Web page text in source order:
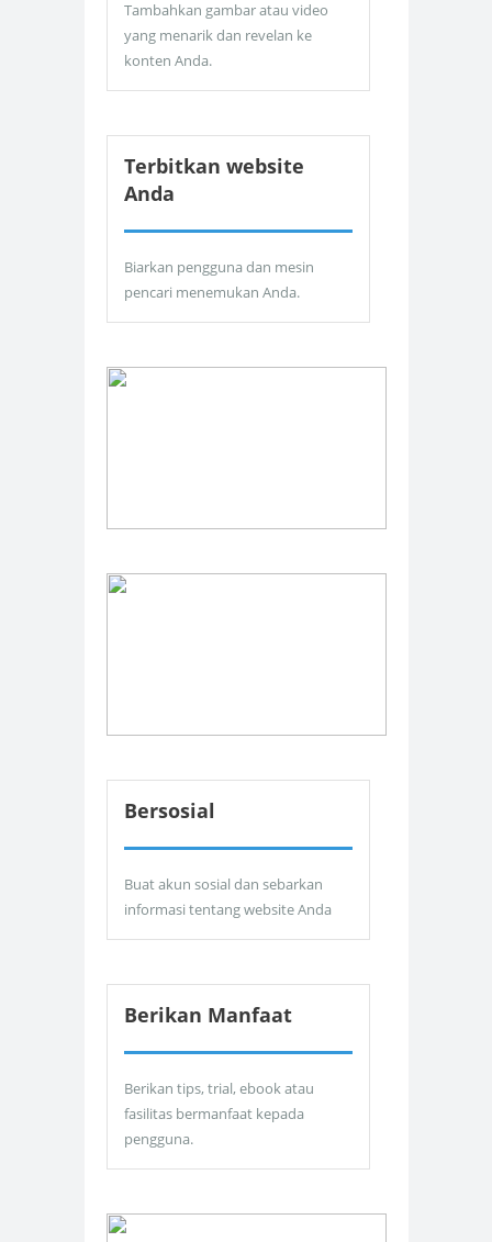
Tambahkan gambar atau video
yang menarik dan revelan ke
konten Anda.
Terbitkan website
Anda
Biarkan pengguna dan mesin
pencari menemukan Anda.
Bersosial
Buat akun sosial dan sebarkan
informasi tentang website Anda
Berikan Manfaat
Berikan tips, trial, ebook atau
fasilitas bermanfaat kepada
pengguna.